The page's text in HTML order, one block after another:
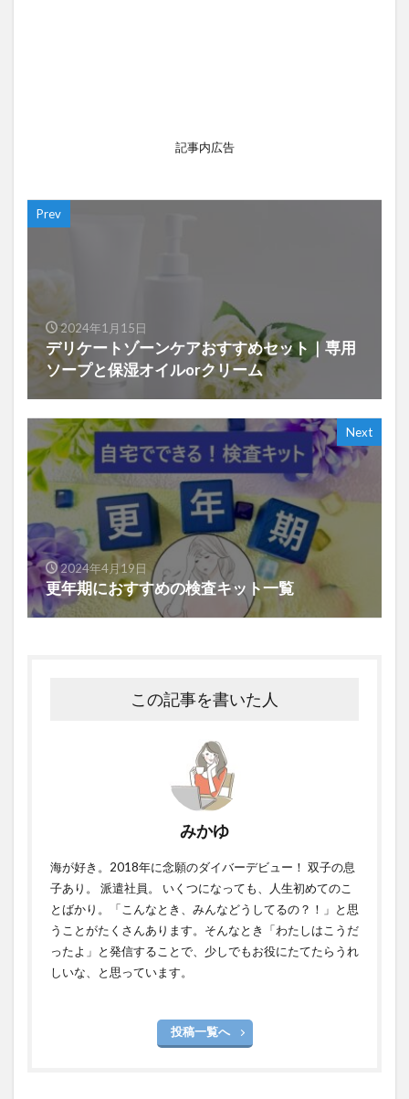
記事内広告
Prev
2024年1月15日
デリケートゾーンケアおすすめセット｜専用
ソープと保湿オイルorクリーム
Next
2024年4月19日
更年期におすすめの検査キット一覧
この記事を書いた人
みかゆ
海が好き。2018年に念願のダイバーデビュー！ 双子の息
子あり。 派遣社員。 いくつになっても、人生初めてのこ
とばかり。「こんなとき、みんなどうしてるの？！」と思
うことがたくさんあります。そんなとき「わたしはこうだ
ったよ」と発信することで、少しでもお役にたてたらうれ
しいな、と思っています。
投稿一覧へ